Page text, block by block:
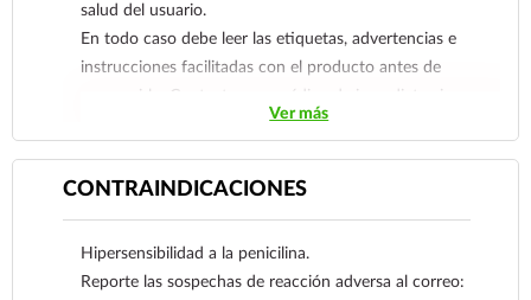
Staphylococcus. Asimismo, en artritis séptica,
osteomielitis y piomiositis.
También puede emplearse en infecciones
bucodentomaxilares ocasionadas por gérmenes
Streptococcus que ocasionan gingivitis, abscesos
periapicales, pericoronitis, osteomielitis
maxilomandibular e infecciones periodontales.
salud del usuario.
En todo caso debe leer las etiquetas, advertencias e
instrucciones facilitadas con el producto antes de
consumirlo. Contacte a su médico de inmediato si
sospecha que tiene un problema de salud.
Ver más
CONTRAINDICACIONES
Hipersensibilidad a la penicilina.
Reporte las sospechas de reacción adversa al correo: